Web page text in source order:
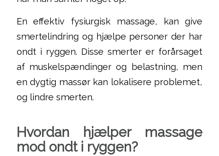
En effektiv fysiurgisk massage, kan give
smertelindring og hjælpe personer der har
ondt i ryggen. Disse smerter er forårsaget
af muskelspændinger og belastning, men
en dygtig massør kan lokalisere problemet,
og lindre smerten.
Hvordan hjælper massage
mod ondt i ryggen?